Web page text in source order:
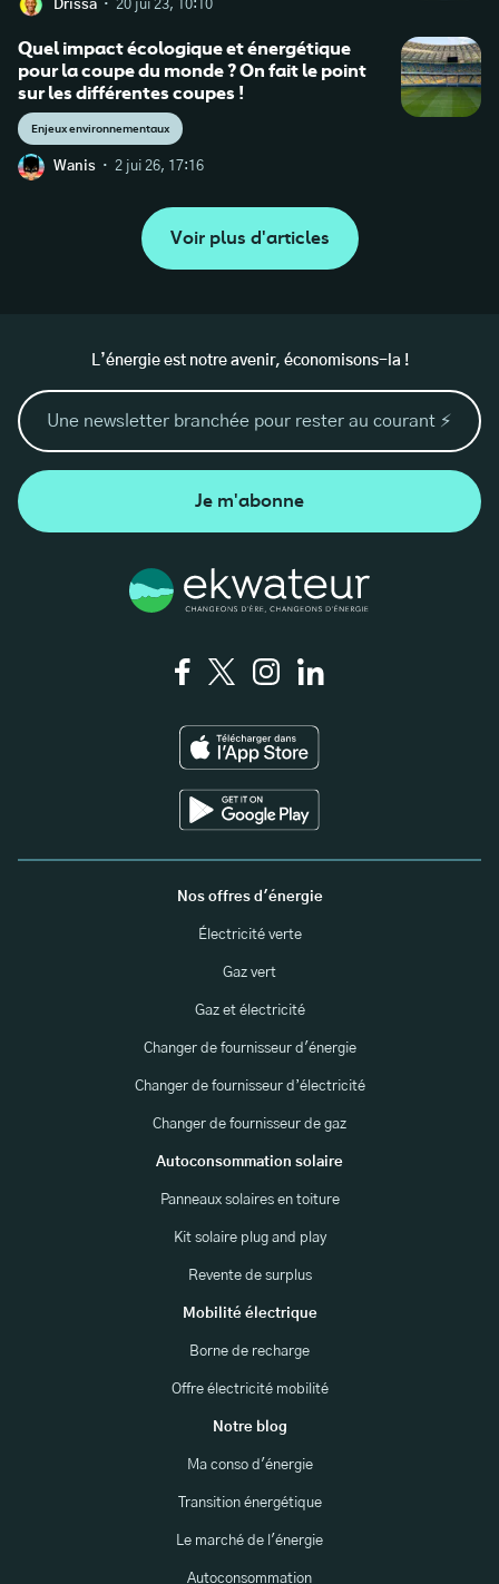
Drissa · 20 jui 23, 10:10
Quel impact écologique et énergétique
pour la coupe du monde ? On fait le point
sur les différentes coupes !
Enjeux environnementaux
Wanis · 2 jui 26, 17:16
Voir plus d'articles
L’énergie est notre avenir, économisons-la !
Je m'abonne
Nos offres d'énergie
Électricité verte
Gaz vert
Gaz et électricité
Changer de fournisseur d'énergie
Changer de fournisseur d’électricité
Changer de fournisseur de gaz
Autoconsommation solaire
Panneaux solaires en toiture
Kit solaire plug and play
Revente de surplus
Mobilité électrique
Borne de recharge
Offre électricité mobilité
Notre blog
Ma conso d'énergie
Transition énergétique
Le marché de l'énergie
Autoconsommation